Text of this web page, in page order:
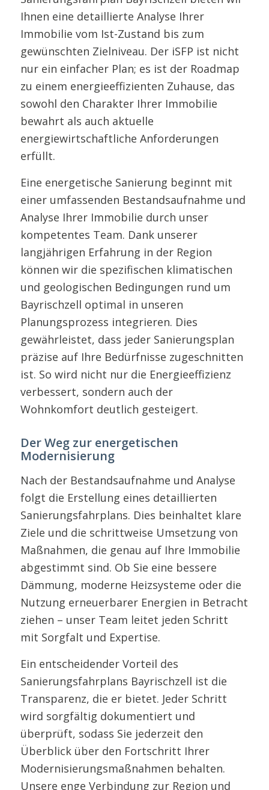
Ihnen eine detaillierte Analyse Ihrer
Immobilie vom Ist-Zustand bis zum
gewünschten Zielniveau. Der iSFP ist nicht
nur ein einfacher Plan; es ist der Roadmap
zu einem energieeffizienten Zuhause, das
sowohl den Charakter Ihrer Immobilie
bewahrt als auch aktuelle
energiewirtschaftliche Anforderungen
erfüllt.
Eine energetische Sanierung beginnt mit
einer umfassenden Bestandsaufnahme und
Analyse Ihrer Immobilie durch unser
kompetentes Team. Dank unserer
langjährigen Erfahrung in der Region
können wir die spezifischen klimatischen
und geologischen Bedingungen rund um
Bayrischzell optimal in unseren
Planungsprozess integrieren. Dies
gewährleistet, dass jeder Sanierungsplan
präzise auf Ihre Bedürfnisse zugeschnitten
ist. So wird nicht nur die Energieeffizienz
verbessert, sondern auch der
Wohnkomfort deutlich gesteigert.
Der Weg zur energetischen
Modernisierung
Nach der Bestandsaufnahme und Analyse
folgt die Erstellung eines detaillierten
Sanierungsfahrplans. Dies beinhaltet klare
Ziele und die schrittweise Umsetzung von
Maßnahmen, die genau auf Ihre Immobilie
abgestimmt sind. Ob Sie eine bessere
Dämmung, moderne Heizsysteme oder die
Nutzung erneuerbarer Energien in Betracht
ziehen – unser Team leitet jeden Schritt
mit Sorgfalt und Expertise.
Ein entscheidender Vorteil des
Sanierungsfahrplans Bayrischzell ist die
Transparenz, die er bietet. Jeder Schritt
wird sorgfältig dokumentiert und
überprüft, sodass Sie jederzeit den
Überblick über den Fortschritt Ihrer
Modernisierungsmaßnahmen behalten.
Unsere enge Verbindung zur Region und